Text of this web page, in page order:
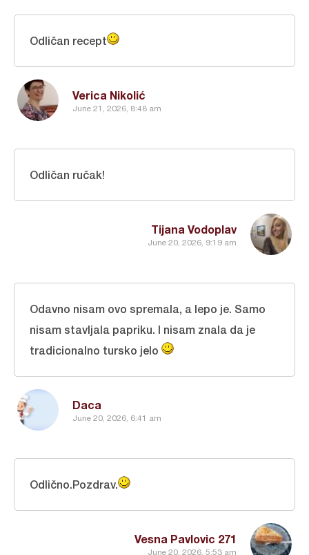
Verica Nikolić
June 21, 2026, 8:48 am
Odličan recept
Tijana Vodoplav
June 20, 2026, 9:19 am
Odličan ručak!
Daca
June 20, 2026, 6:41 am
Odavno nisam ovo spremala, a lepo je. Samo
nisam stavljala papriku. I nisam znala da je
tradicionalno tursko jelo
Vesna Pavlovic 271
June 20, 2026, 5:53 am
Odlično.Pozdrav.